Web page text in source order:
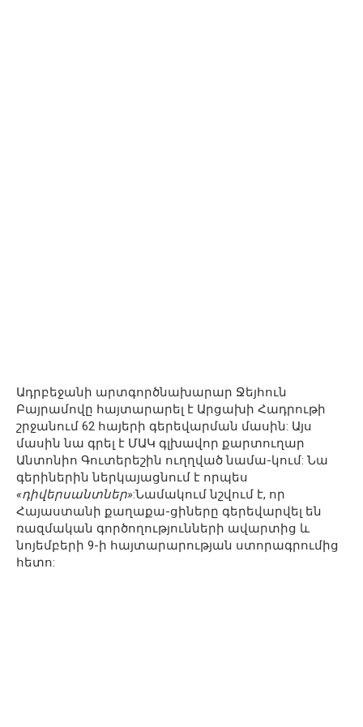
Ադրբեջանի արտգործնախարար Ջեյհուն
Բայրամովը հայտարարել է Արցախի Հադրութի
շրջանում 62 հայերի գերեվարման մասին: Այս
մասին նա գրել է ՄԱԿ գլխավոր քարտուղար
Անտոնիո Գուտերեշին ուղղված նամա-կում: Նա
գերիներին ներկայացնում է որպես
«դիվերսանտներ»:Նամակում նշվում է, որ
Հայաստանի քաղաքա-ցիները գերեվարվել են
ռազմական գործողությունների ավարտից և
նոյեմբերի 9-ի հայտարարության ստորագրումից
հետո: